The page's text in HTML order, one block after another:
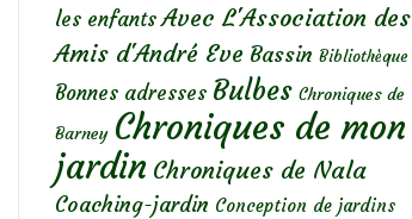
les enfants Avec L'Association des
Amis d'André Eve Bassin Bibliothèque
Bonnes adresses Bulbes Chroniques de
Barney Chroniques de mon
jardin Chroniques de Nala
Coaching-jardin Conception de jardins